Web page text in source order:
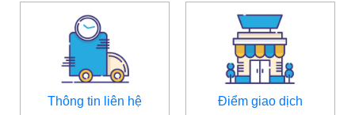
Thông tin liên hệ Điểm giao dịch